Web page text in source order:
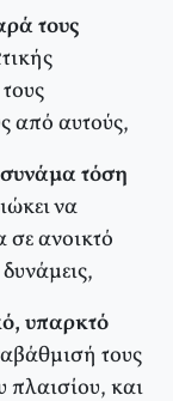
τους
από αυτούς,
τόση
να
σε ανοικτό
υπαρκτό
τους
πλαισίου, και